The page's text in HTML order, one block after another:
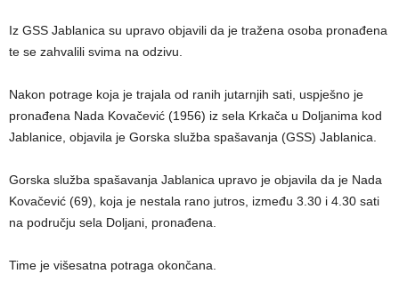
Iz GSS Jablanica su upravo objavili da je tražena osoba pronađena
te se zahvalili svima na odzivu.
Nakon potrage koja je trajala od ranih jutarnjih sati, uspješno je
pronađena Nada Kovačević (1956) iz sela Krkača u Doljanima kod
Jablanice, objavila je Gorska služba spašavanja (GSS) Jablanica.
Gorska služba spašavanja Jablanica upravo je objavila da je Nada
Kovačević (69), koja je nestala rano jutros, između 3.30 i 4.30 sati
na području sela Doljani, pronađena.
Time je višesatna potraga okončana.